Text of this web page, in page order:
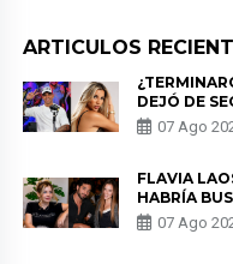
ARTICULOS
DEJÓ DE
HERRERA Y
DE PÓDCAST
07 Ago
FLAVIA
HABRÍA
HEREDIA
DE LAS
07 Ago